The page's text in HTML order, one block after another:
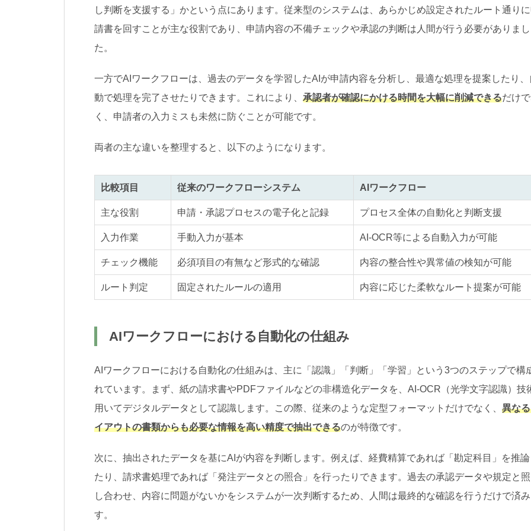
し判断を支援する」かという点にあります。従来型のシステムは、あらかじめ設定されたルート通りに
請書を回すことが主な役割であり、申請内容の不備チェックや承認の判断は人間が行う必要がありまし
た。
一方でAIワークフローは、過去のデータを学習したAIが申請内容を分析し、最適な処理を提案したり、
動で処理を完了させたりできます。これにより、 承認者が確認にかける時間を大幅に削減できるだけ
く、申請者の入力ミスも未然に防ぐことが可能です。
両者の主な違いを整理すると、以下のようになります。
比較項目 従来のワークフローシステム AIワークフロー
主な役割 申請・承認プロセスの電子化と記録 プロセス全体の自動化と判断支援
入力作業 手動入力が基本 AI-OCR等による自動入力が可能
チェック機能 必須項目の有無など形式的な確認 内容の整合性や異常値の検知が可能
ルート判定 固定されたルールの適用 内容に応じた柔軟なルート提案が可能
AIワークフローにおける自動化の仕組み
AIワークフローにおける自動化の仕組みは、主に「認識」「判断」「学習」という3つのステップで構
れています。まず、紙の請求書やPDFファイルなどの非構造化データを、AI-OCR（光学文字認識）技
用いてデジタルデータとして認識します。この際、従来のような定型フォーマットだけでなく、 異な
イアウトの書類からも必要な情報を高い精度で抽出できるのが特徴です。
次に、抽出されたデータを基にAIが内容を判断します。例えば、経費精算であれば「勘定科目」を推論
たり、請求書処理であれば「発注データとの照合」を行ったりできます。過去の承認データや規定と照
し合わせ、内容に問題がないかをシステムが一次判断するため、人間は最終的な確認を行うだけで済み
す。